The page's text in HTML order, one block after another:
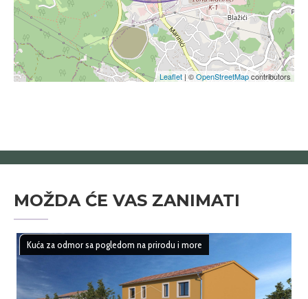
Leaflet | ©OpenStreetMapcontributors
MOŽDA ĆE VAS ZANIMATI
Kuća za odmor sa pogledom na prirodu i more